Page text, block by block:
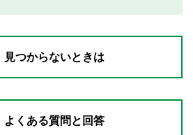
見つからないときは
よくある質問と回答